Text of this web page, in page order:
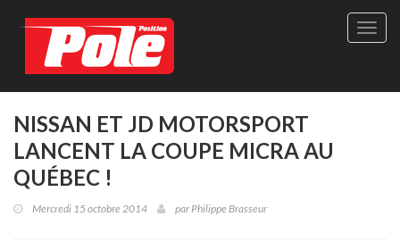
Site
NISSAN ET JD MOTORSPORT
LANCENT LA COUPE MICRA AU
QUÉBEC !
Mercredi 15 octobre 2014 parPhilippe Brasseur